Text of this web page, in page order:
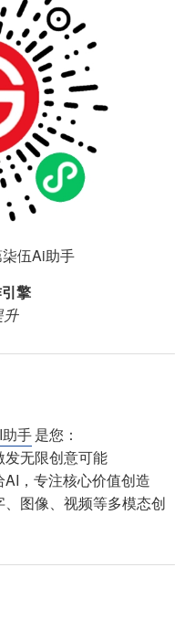
伍Ai助手
擎
升
手是您：
发无限创意可能
AI，专注核心价值创造
、图像、视频等多模态创